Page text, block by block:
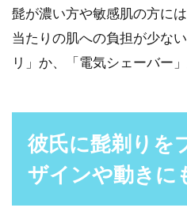
髭が濃い方や敏感肌の方に
当たりの肌への負担が少な
リ」か、「電気シェーバー
彼氏に髭剃りを
ザインや動きに